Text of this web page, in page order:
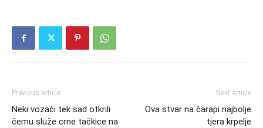
Previous article
Neki vozači tek sad otkrili
čemu služe crne tačkice na
Next article
Ova stvar na čarapi najbolje
tjera krpelje